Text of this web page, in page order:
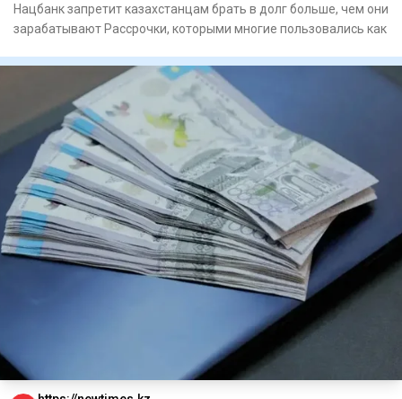
Нацбанк запретит казахстанцам брать в долг больше, чем они
зарабатывают Рассрочки, которыми многие пользовались как